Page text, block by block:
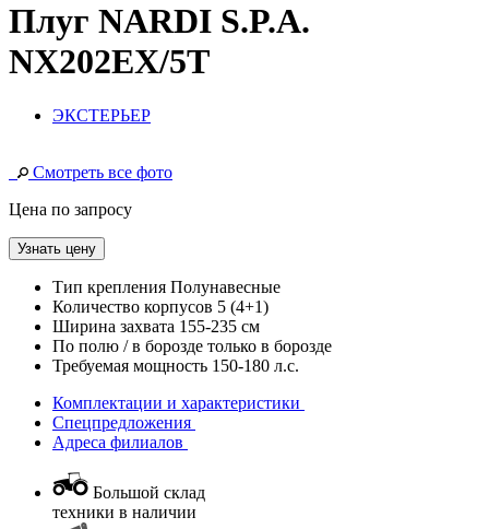
Плуг NARDI S.P.A.
NX202EX/5T
ЭКСТЕРЬЕР
Смотреть все фото
Цена по запросу
Узнать цену
Тип крепления Полунавесные
Количество корпусов 5 (4+1)
Ширина захвата 155-235 см
По полю / в борозде только в борозде
Требуемая мощность 150-180 л.с.
Комплектации и характеристики
Спецпредложения
Адреса филиалов
Большой склад
техники в наличии